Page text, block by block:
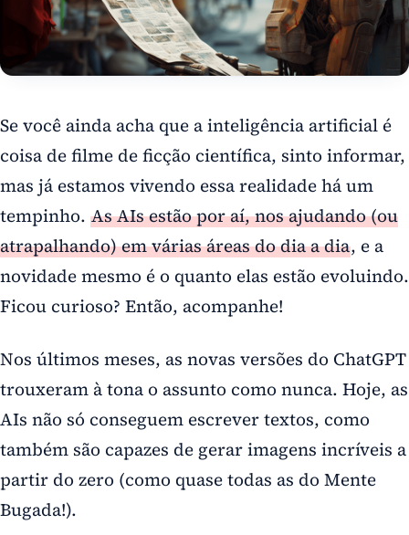
Se você ainda acha que a inteligência artificial é
coisa de filme de ficção científica, sinto informar,
mas já estamos vivendo essa realidade há um
tempinho. As AIs estão por aí, nos ajudando (ou
atrapalhando) em várias áreas do dia a dia, e a
novidade mesmo é o quanto elas estão evoluindo.
Ficou curioso? Então, acompanhe!
Nos últimos meses, as novas versões do ChatGPT
trouxeram à tona o assunto como nunca. Hoje, as
AIs não só conseguem escrever textos, como
também são capazes de gerar imagens incríveis a
partir do zero (como quase todas as do Mente
Bugada!).